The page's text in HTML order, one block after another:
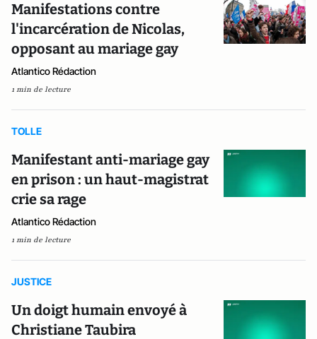
Manifestations contre
l'incarcération de Nicolas,
opposant au mariage gay
Atlantico Rédaction
1 min de lecture
TOLLE
Manifestant anti-mariage gay
en prison : un haut-magistrat
crie sa rage
Atlantico Rédaction
1 min de lecture
JUSTICE
Un doigt humain envoyé à
Christiane Taubira